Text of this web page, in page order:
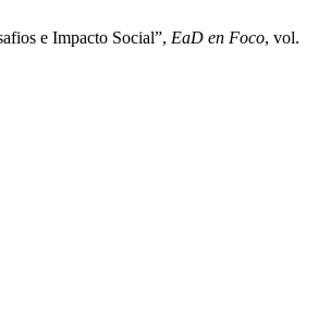
e Impacto Social”, EaD en Foco, vol.